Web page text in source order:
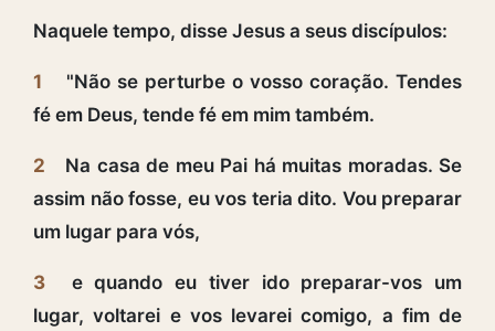
Naquele tempo, disse Jesus a seus discípulos:
1
"Não se perturbe o vosso coração. Tendes
fé em Deus, tende fé em mim também.
2
Na casa de meu Pai há muitas moradas. Se
assim não fosse, eu vos teria dito. Vou preparar
um lugar para vós,
3
e quando eu tiver ido preparar-vos um
lugar, voltarei e vos levarei comigo, a fim de